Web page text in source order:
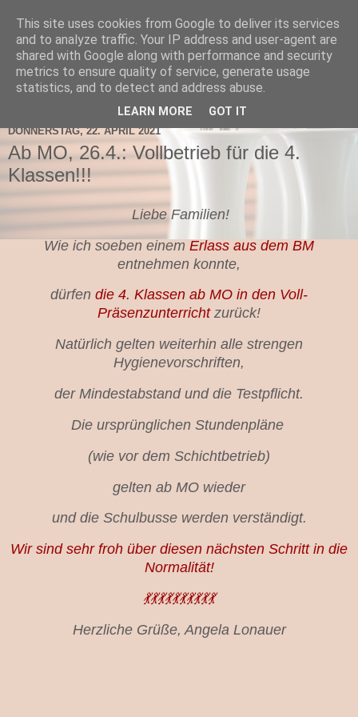
TNMS Bad Leonfelden
DONNERSTAG, 22. APRIL 2021
Ab MO, 26.4.: Vollbetrieb für die 4.
Klassen!!!
Liebe Familien!
Wie ich soeben einem Erlass aus dem BM
entnehmen konnte,
dürfen die 4. Klassen ab MO in den Voll-
Präsenzunterrichtzurück!
Natürlich gelten weiterhin alle strengen
Hygienevorschriften,
der Mindestabstand und die Testpflicht.
Die ursprünglichen Stundenpläne
(wie vor dem Schichtbetrieb)
gelten ab MO wieder
und die Schulbusse werden verständigt.
Wir sind sehr froh über diesen nächsten Schritt in die
Normalität!
💃💃💃💃💃💃💃💃💃💃
Herzliche Grüße, Angela Lonauer
This site uses cookies from Google to deliver its services
and to analyze traffic. Your IP address and user-agent are
shared with Google along with performance and security
metrics to ensure quality of service, generate usage
statistics, and to detect and address abuse.
LEARN MORE GOT IT